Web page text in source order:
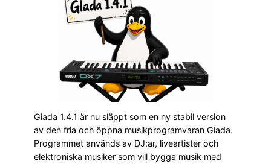
Giada 1.4.1 är nu släppt som en ny stabil version
av den fria och öppna musikprogramvaran Giada.
Programmet används av DJ:ar, liveartister och
elektroniska musiker som vill bygga musik med